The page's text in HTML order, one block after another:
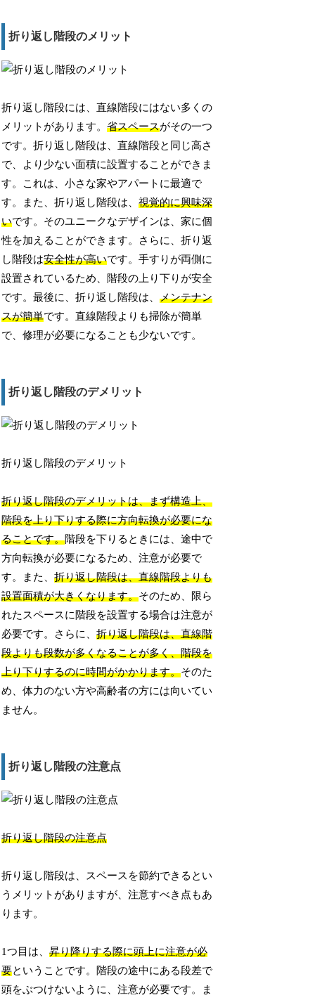
折り返し階段のメリット
折り返し階段には、直線階段にはない多くの
メリットがあります。省スペースがその一つ
です。折り返し階段は、直線階段と同じ高さ
で、より少ない面積に設置することができま
す。これは、小さな家やアパートに最適で
す。また、折り返し階段は、視覚的に興味深
いです。そのユニークなデザインは、家に個
性を加えることができます。さらに、折り返
し階段は安全性が高いです。手すりが両側に
設置されているため、階段の上り下りが安全
です。最後に、折り返し階段は、メンテナン
スが簡単です。直線階段よりも掃除が簡単
で、修理が必要になることも少ないです。
折り返し階段のデメリット
折り返し階段のデメリット
折り返し階段のデメリットは、まず構造上、
階段を上り下りする際に方向転換が必要にな
ることです。階段を下りるときには、途中で
方向転換が必要になるため、注意が必要で
す。また、折り返し階段は、直線階段よりも
設置面積が大きくなります。そのため、限ら
れたスペースに階段を設置する場合は注意が
必要です。さらに、折り返し階段は、直線階
段よりも段数が多くなることが多く、階段を
上り下りするのに時間がかかります。そのた
め、体力のない方や高齢者の方には向いてい
ません。
折り返し階段の注意点
折り返し階段の注意点
折り返し階段は、スペースを節約できるとい
うメリットがありますが、注意すべき点もあ
ります。
1つ目は、昇り降りする際に頭上に注意が必
要ということです。階段の途中にある段差で
頭をぶつけないように、注意が必要です。ま